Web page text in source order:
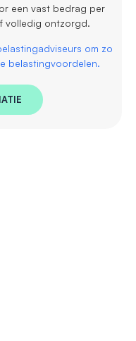
een vast bedrag per
volledig ontzorgd.
om zo
belastingvoordelen.